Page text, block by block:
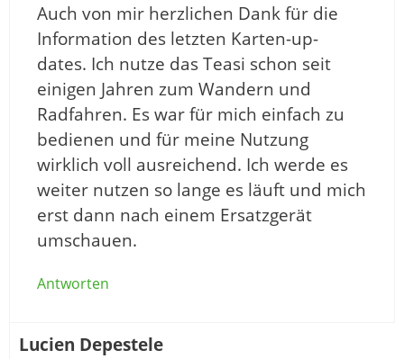
Auch von mir herzlichen Dank für die
Information des letzten Karten-up-
dates. Ich nutze das Teasi schon seit
einigen Jahren zum Wandern und
Radfahren. Es war für mich einfach zu
bedienen und für meine Nutzung
wirklich voll ausreichend. Ich werde es
weiter nutzen so lange es läuft und mich
erst dann nach einem Ersatzgerät
umschauen.
Antworten
Lucien Depestele